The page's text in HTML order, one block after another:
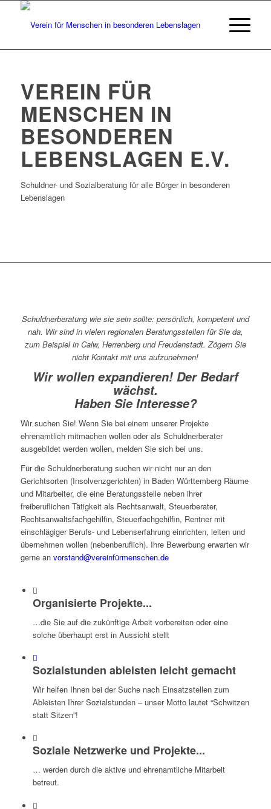
VEREIN FÜR
MENSCHEN IN
BESONDEREN
LEBENSLAGEN E.V.
Schuldner- und Sozialberatung für alle Bürger in besonderen
Lebenslagen
Schuldnerberatung wie sie sein sollte: persönlich, kompetent und
nah. Wir sind in vielen regionalen Beratungsstellen für Sie da,
zum Beispiel in Calw, Herrenberg und Freudenstadt. Zögern Sie
nicht Kontakt mit uns aufzunehmen!
Wir wollen expandieren! Der Bedarf
wächst.
Haben Sie Interesse?
Wir suchen Sie! Wenn Sie bei einem unserer Projekte
ehrenamtlich mitmachen wollen oder als Schuldnerberater
ausgebildet werden wollen, melden Sie sich bei uns.
Für die Schuldnerberatung suchen wir nicht nur an den
Gerichtsorten (Insolvenzgerichten) in Baden Württemberg Räume
und Mitarbeiter, die eine Beratungsstelle neben ihrer
freiberuflichen Tätigkeit als Rechtsanwalt, Steuerberater,
Rechtsanwaltsfachgehilfin, Steuerfachgehilfin, Rentner mit
einschlägiger Berufs- und Lebenserfahrung einrichten, leiten und
übernehmen wollen (nebenberuflich). Ihre Bewerbung erwarten wir
gerne an vorstand@vereinfürmenschen.de
Organisierte Projekte...
…die Sie auf die zukünftige Arbeit vorbereiten oder eine
solche überhaupt erst in Aussicht stellt
Sozialstunden ableisten leicht gemacht
Wir helfen Ihnen bei der Suche nach Einsatzstellen zum
Ableisten Ihrer Sozialstunden – unser Motto lautet “Schwitzen
statt Sitzen”!
Soziale Netzwerke und Projekte...
… werden durch die aktive und ehrenamtliche Mitarbeit
betreut.